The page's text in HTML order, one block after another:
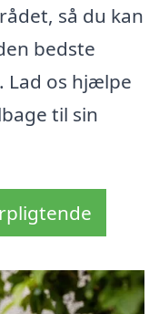
så du kan
bedste
Lad os hjælpe
til sin